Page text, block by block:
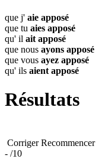
que j' aie apposé
que tu aies apposé
qu' il ait apposé
que nous ayons apposé
que vous ayez apposé
qu' ils aient apposé
Résultats
CorrigerRecommencer
- /10